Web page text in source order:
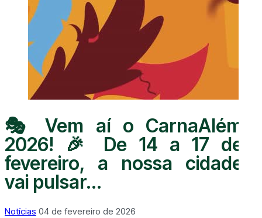
🎭 Vem aí o CarnaAlém
2026! 🎉 De 14 a 17 de
fevereiro, a nossa cidade
vai pulsar...
Notícias 04 de fevereiro de 2026